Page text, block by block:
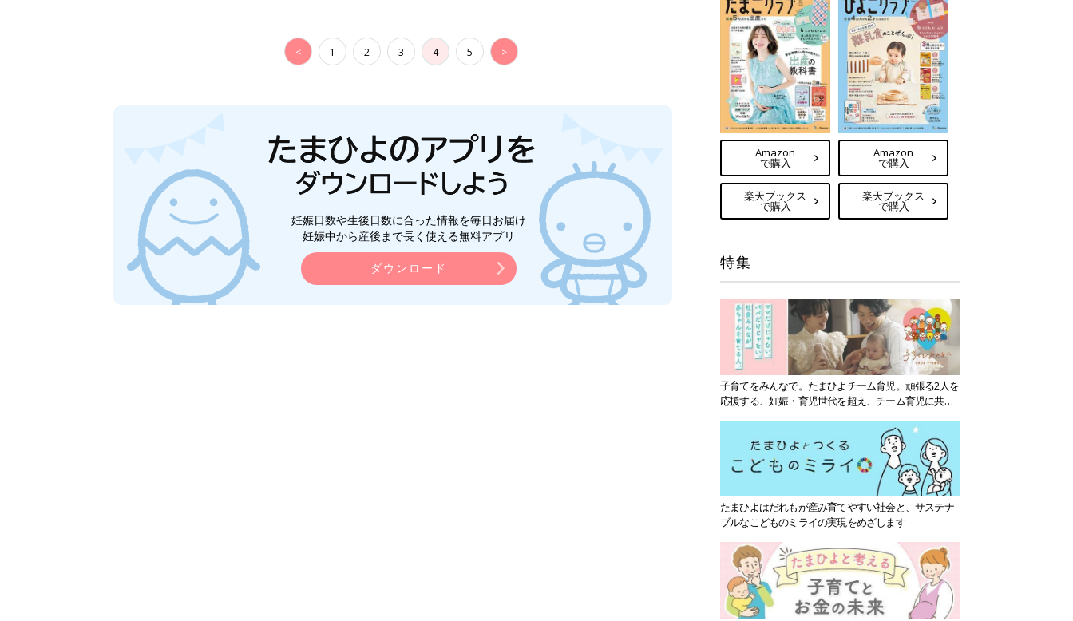
< 1 2 3 4 5 >
妊娠日数や生後日数に合った情報を毎日お届け
妊娠中から産後まで長く使える無料アプリ
ダウンロード
Amazon
で購入
楽天ブックス
で購入
Amazon
で購入
楽天ブックス
で購入
特集
子育てをみんなで。たまひよチーム育児。頑張る2人を
応援する、妊娠・育児世代を超え、チーム育児に共感
たまひよはだれもが産み育てやすい社会と、サステナ
ブルなこどものミライの実現をめざします